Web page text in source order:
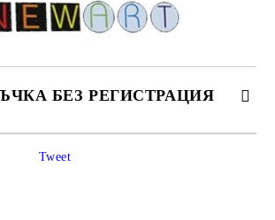
БЕЗ РЕГИСТРАЦИЯ
Tweet